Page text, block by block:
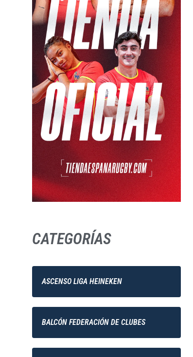
CATEGORÍAS
ASCENSO LIGA HEINEKEN
BALCÓN FEDERACIÓN DE CLUBES